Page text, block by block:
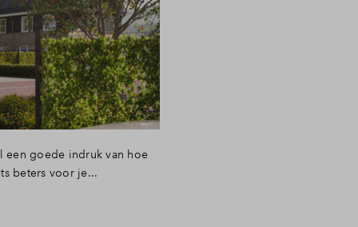
een goede indruk van hoe
beters voor je...